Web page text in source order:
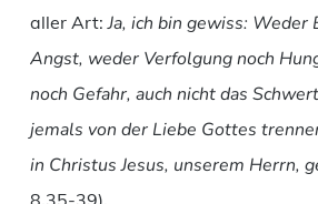
aller Art:Ja, ich bin gewiss: Weder
Angst, weder Verfolgung noch
noch Gefahr, auch nicht das
jemals von der Liebe Gottes
in Christus Jesus, unserem Herrn,